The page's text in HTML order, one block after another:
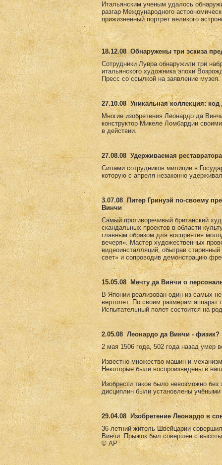
Итальянским ученым удалось
разгар Международного
прижизненный портрет великого
18.12.08 Обнаружены три эскиза
Сотрудники Лувра обнаружили три
итальянского художника эпохи
Пресс со ссылкой на заявление музея.
27.10.08 Уникальная коллекция:
Многие изобретения Леонардо да
конструктор Микеле Ломбардии
в действии.
27.08.08 Удерживаемая
Силами сотрудников милиции в
которую с апреля незаконно
3.07.08
Питер Гринуэй по-своему
Винчи
Самый противоречивый британский
скандальных проектов в области
главным образом для восприятия
вечеря». Мастер художественных
видеоинсталляций, обыграв
свет» и сопроводив демонстрацию
15.05.08 Мечту да Винчи о
В Японии реализован один из самых
вертолет. По своим размерам
Испытательный полет состоится на
2.05.08 Леонардо да Винчи - физик?
2 мая 1506 года, 502 года назад умер
Известно множество машин и
Некоторые были воспроизведены в
Изобрести такое было невозможно
дисциплин были установлены
29.04.08
Изобретение Леонардо в
36-летний житель Швейцарии
Винчи. Прыжок был совершён с
© AP